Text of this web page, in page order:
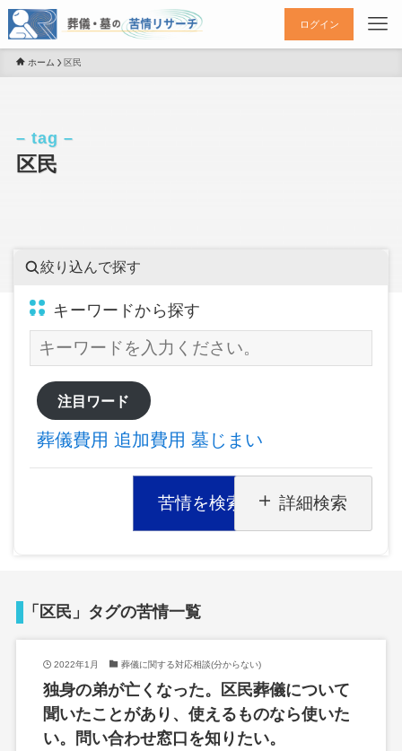
ログイン
ホーム 区民
区民
– tag –
絞り込んで探す
キーワードから探す
注目ワード
葬儀費用 追加費用 墓じまい
苦情を検索 詳細検索
「区民」タグの苦情一覧
2022年1月 葬儀に関する対応相談(分からない)
独身の弟が亡くなった。区民葬儀について
聞いたことがあり、使えるものなら使いた
い。問い合わせ窓口を知りたい。